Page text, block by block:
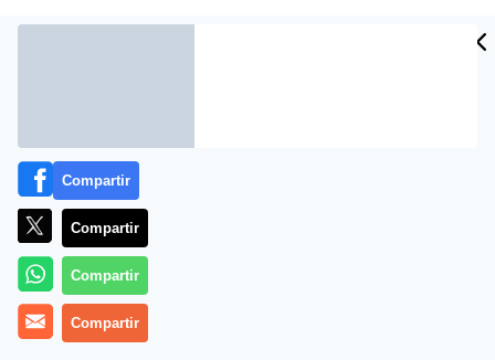
Más información
Compartir
Compartir
Compartir
Compartir